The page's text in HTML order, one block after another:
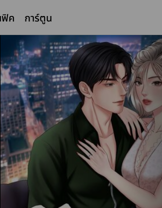
ค การ์ตูน